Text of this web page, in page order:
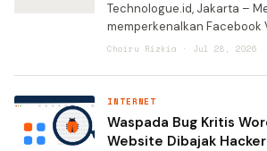
Technologue.id, Jakarta –
memperkenalkan Facebook
lencana verifikasi gratis
akun benar-benar dimiliki
Choiru Rizkia · Jul 28, 2026
INTERNET
Waspada Bug Kritis
Website Dibajak Hacker